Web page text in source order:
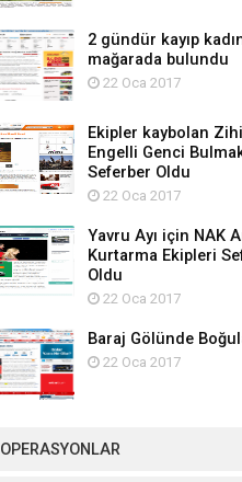
2 gündür kayıp
mağarada bulundu
22 Oca 2017
Ekipler kaybolan
Engelli Genci
Seferber Oldu
22 Oca 2017
Yavru Ayı için NAK
Kurtarma Ekipleri
Oldu
22 Oca 2017
Baraj Gölünde
22 Oca 2017
OPERASYONLAR